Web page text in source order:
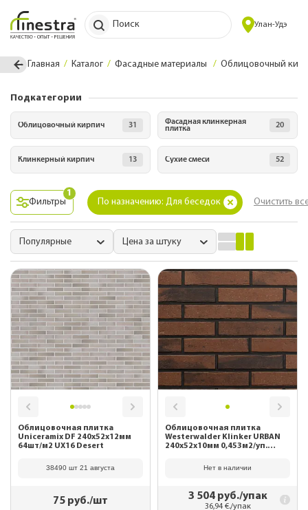
Поиск Улан-Удэ
Главная Каталог Фасадные материалы Облицовочный
Подкатегории
Облицовочный кирпич 31
Фасадная клинкерная
плитка
20
Клинкерный кирпич 13 Сухие смеси 52
Фильтры
1
По назначению: Для беседок
Очистить
Популярные Цена за штуку
Облицовочная плитка
Uniceramix DF 240х52х12мм
64шт/м2 UX16 Desert
38490 шт 21 августа
75 руб./шт
Облицовочная плитка
Westerwalder Klinker URBAN
240х52х10мм 0,453м2/уп.
Нет в наличии
3 504руб./упак
36,94€./упак